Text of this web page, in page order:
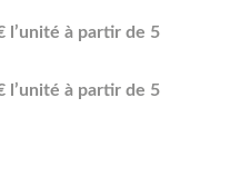
l’unité à partir de 5
l’unité à partir de 5